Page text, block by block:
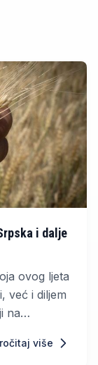
i dalje
ovog ljeta
već i diljem
na
u
više